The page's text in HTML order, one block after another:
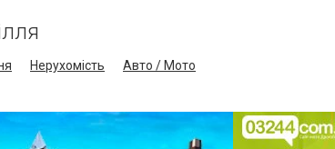
Нерухомість
Авто / Мото